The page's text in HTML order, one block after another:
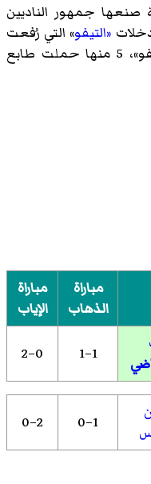
صنعها جمهور الناديين
«التيفو» التي رُفعت
مباراة
الذهاب
مباراة
الإياب
1–1
0–2
1–0
2–0